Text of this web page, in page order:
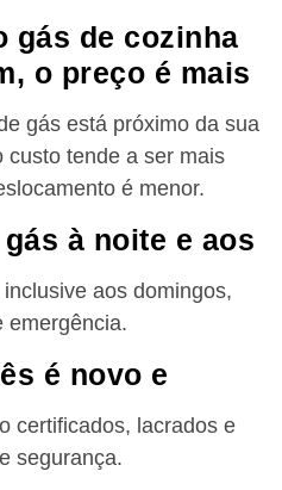
gás de cozinha
o preço é mais
gás está próximo da sua
custo tende a ser mais
é menor.
à noite e aos
aos domingos,
emergência.
é novo e
certificados, lacrados e
segurança.